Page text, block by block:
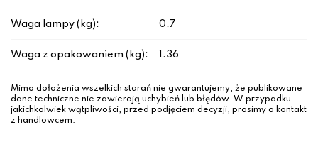
Waga lampy (kg): 0.7
Waga z opakowaniem (kg): 1.36
Mimo dołożenia wszelkich starań nie gwarantujemy, że publikowane
dane techniczne nie zawierają uchybień lub błędów. W przypadku
jakichkolwiek wątpliwości, przed podjęciem decyzji, prosimy o kontakt
z handlowcem.